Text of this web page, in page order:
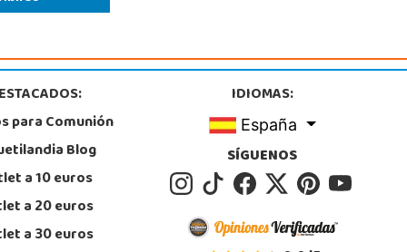
para Comunión
Blog
a 10 euros
a 20 euros
a 30 euros
IDIOMAS:
España
SÍGUENOS